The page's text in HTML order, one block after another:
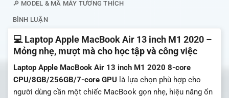
🔎 MODEL & MÃ MÁY TƯƠNG THÍCH
BÌNH LUẬN
💻 Laptop Apple MacBook Air 13 inch M1 2020 –
Mỏng nhẹ, mượt mà cho học tập và công việc
Laptop Apple MacBook Air 13 inch M1 2020 8-core
CPU/8GB/256GB/7-core GPU là lựa chọn phù hợp cho
người dùng cần một chiếc MacBook gọn nhẹ, hiệu năng ổn